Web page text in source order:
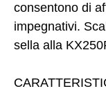
consentono di
impegnativi.
sella alla